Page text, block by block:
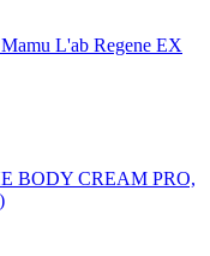
L'ab Regene EX
BODY CREAM PRO,